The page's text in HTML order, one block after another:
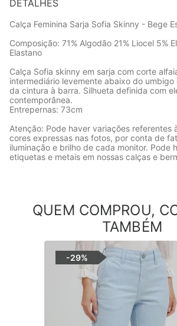
DETALHES
Calça Feminina Sarja Sofia Skinny - Bege
Composição: 71% Algodão 21% Liocel 5%
Elastano
Calça Sofia skinny em sarja com corte
intermediário levemente abaixo do
da cintura à barra. Silhueta definida com
contemporânea.
Entrepernas: 73cm
Atenção: Pode haver variações referentes
cores expressas nas fotos, por conta de
iluminação e brilho de cada monitor. Pode
etiquetas e metais em nossas calças e
QUEM COMPROU,
TAMBÉM
-29%